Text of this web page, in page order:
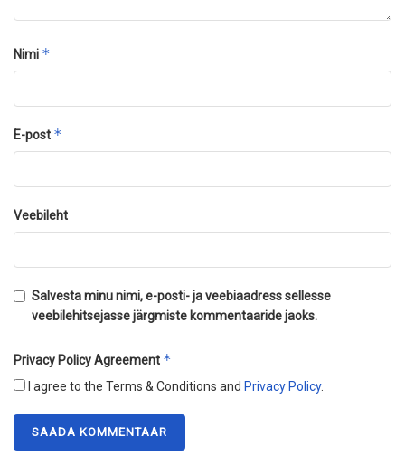
Nimi *
E-post *
Veebileht
Salvesta minu nimi, e-posti- ja veebiaadress sellesse
veebilehitsejasse järgmiste kommentaaride jaoks.
Privacy Policy Agreement *
I agree to the Terms & Conditions and Privacy Policy.